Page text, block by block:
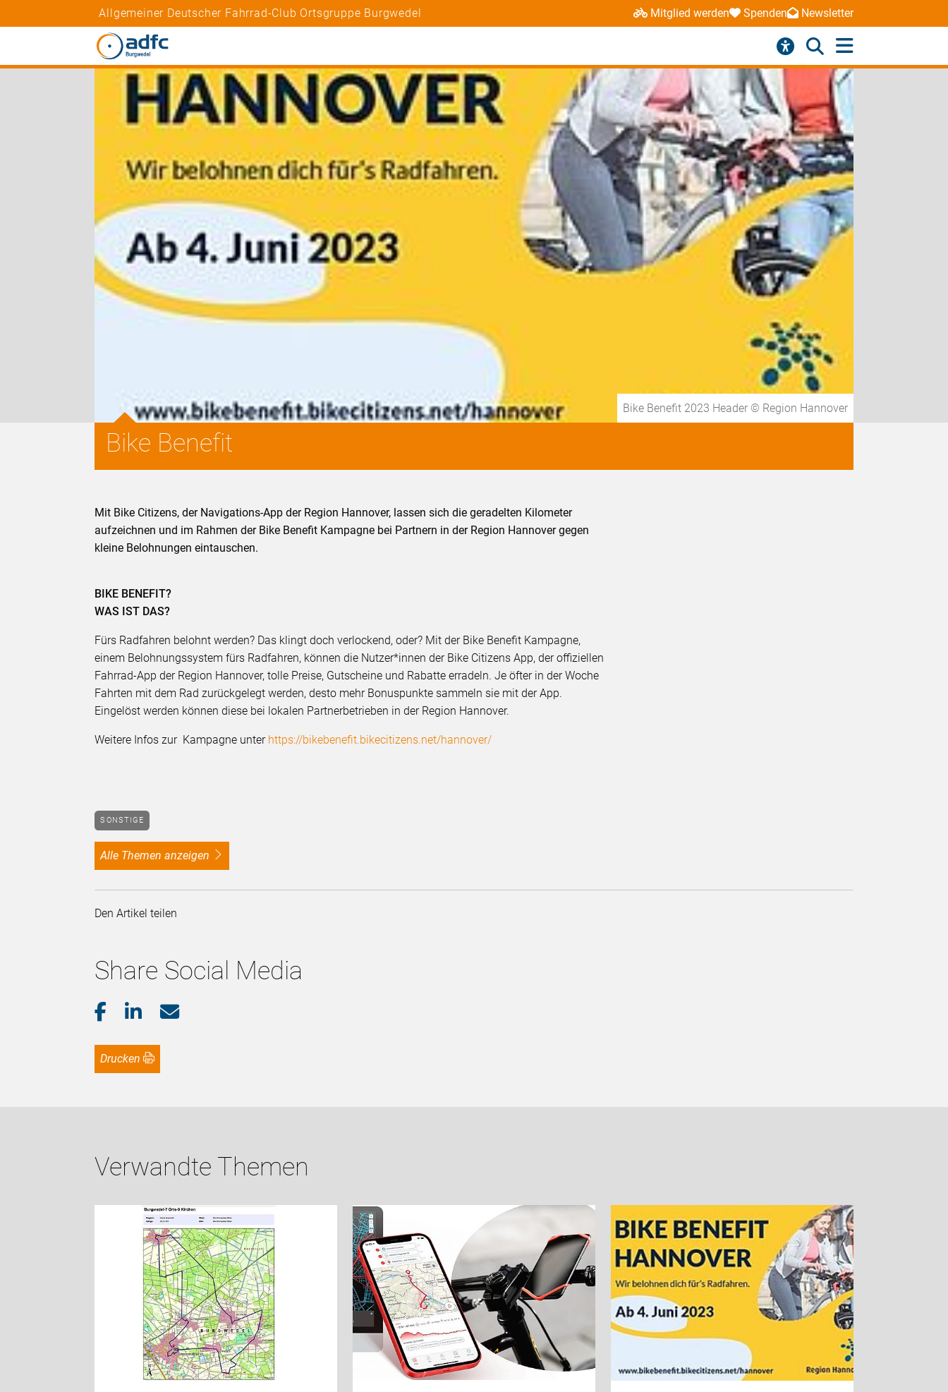
Allgemeiner Deutscher Fahrrad-Club Ortsgruppe Burgwedel Mitglied werden Spenden Newsletter
Bike Benefit 2023 Header © Region Hannover
Bike Benefit
Mit Bike Citizens, der Navigations-App der Region Hannover, lassen sich die geradelten Kilometer
aufzeichnen und im Rahmen der Bike Benefit Kampagne bei Partnern in der Region Hannover gegen
kleine Belohnungen eintauschen.
BIKE BENEFIT?
WAS IST DAS?
Fürs Radfahren belohnt werden? Das klingt doch verlockend, oder? Mit der Bike Benefit Kampagne,
einem Belohnungssystem fürs Radfahren, können die Nutzer*innen der Bike Citizens App, der offiziellen
Fahrrad-App der Region Hannover, tolle Preise, Gutscheine und Rabatte erradeln. Je öfter in der Woche
Fahrten mit dem Rad zurückgelegt werden, desto mehr Bonuspunkte sammeln sie mit der App.
Eingelöst werden können diese bei lokalen Partnerbetrieben in der Region Hannover.
Weitere Infos zur Kampagne unter https://bikebenefit.bikecitizens.net/hannover/
SONSTIGE
alle Themen anzeigen
Den Artikel teilen
Share Social Media
Drucken
Verwandte Themen